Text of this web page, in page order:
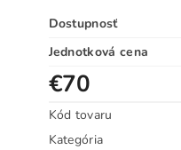
Dostupnosť
Jednotková cena
€70
Kód tovaru
Kategória